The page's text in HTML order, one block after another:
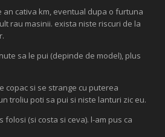
cativa km, eventual dupa o furtuna
rau masinii. exista niste riscuri de la
sa le pui (depinde de model), plus
copac si se strange cu puterea
troliu poti sa pui si niste lanturi zic eu.
folosi (si costa si ceva). l-am pus ca